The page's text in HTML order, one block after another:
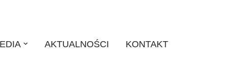
AKTUALNOŚCI KONTAKT